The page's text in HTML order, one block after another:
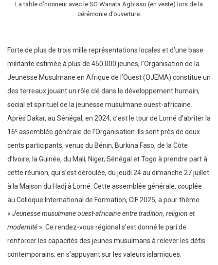
La table d’honneur avec le SG Wanata Agbisso (en veste) lors de la
cérémonie d’ouverture.
Forte de plus de trois mille représentations locales et d’une base
militante estimée à plus de 450.000 jeunes, l’Organisation de la
Jeunesse Musulmane en Afrique de l’Ouest (OJEMA) constitue un
des terreaux jouant un rôle clé dans le développement humain,
social et spirituel de la jeunesse musulmane ouest-africaine.
Après Dakar, au Sénégal, en 2024, c’est le tour de Lomé d’abriter la
16e assemblée générale de l’Organisation. Ils sont près de deux
cents participants, venus du Bénin, Burkina Faso, de la Côte
d’Ivoire, la Guinée, du Mali, Niger, Sénégal et Togo à prendre part à
cette réunion, qui s’est déroulée, du jeudi 24 au dimanche 27 juillet
à la Maison du Hadj à Lomé. Cette assemblée générale, couplée
au Colloque International de Formation, CIF 2025, a pour thème
« Jeunesse musulmane ouest-africaine entre tradition, religion et
modernité ». Ce rendez-vous régional s’est donné le pari de
renforcer les capacités des jeunes musulmans à relever les défis
contemporains, en s’appuyant sur les valeurs islamiques.